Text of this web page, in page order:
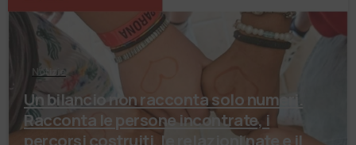
Notizie
Un bilancio non racconta solo numeri.
Racconta le persone incontrate, i